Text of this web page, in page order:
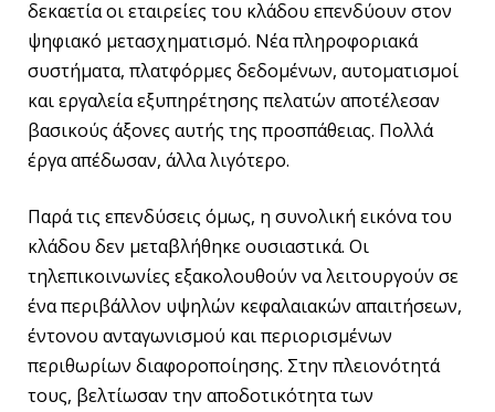
δεκαετία οι εταιρείες του κλάδου επενδύουν στον
ψηφιακό μετασχηματισμό. Νέα πληροφοριακά
συστήματα, πλατφόρμες δεδομένων, αυτοματισμοί
και εργαλεία εξυπηρέτησης πελατών αποτέλεσαν
βασικούς άξονες αυτής της προσπάθειας. Πολλά
έργα απέδωσαν, άλλα λιγότερο.
Παρά τις επενδύσεις όμως, η συνολική εικόνα του
κλάδου δεν μεταβλήθηκε ουσιαστικά. Οι
τηλεπικοινωνίες εξακολουθούν να λειτουργούν σε
ένα περιβάλλον υψηλών κεφαλαιακών απαιτήσεων,
έντονου ανταγωνισμού και περιορισμένων
περιθωρίων διαφοροποίησης. Στην πλειονότητά
τους, βελτίωσαν την αποδοτικότητα των